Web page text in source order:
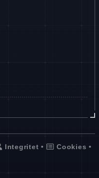
Integritet • Cookies •